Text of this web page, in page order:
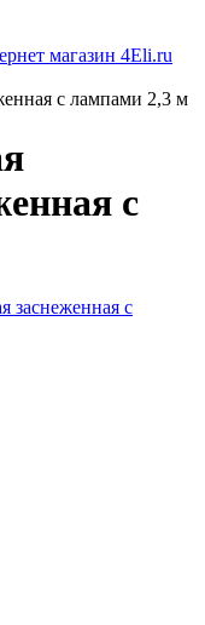
магазин 4Eli.ru
с лампами 2,3 м
с